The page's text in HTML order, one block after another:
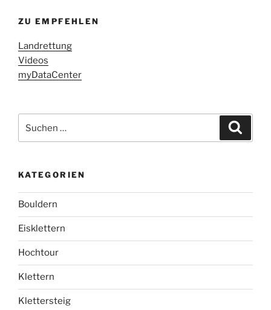
ZU EMPFEHLEN
Landrettung
Videos
myDataCenter
nach:
KATEGORIEN
Bouldern
Eisklettern
Hochtour
Klettern
Klettersteig